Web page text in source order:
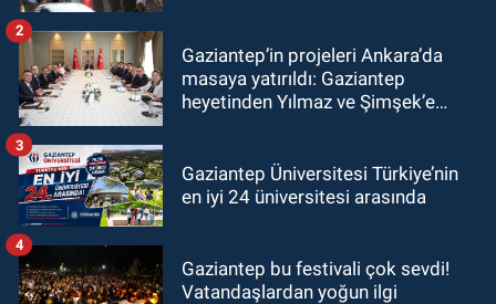
Gaziantep’in projeleri Ankara’da
masaya yatırıldı: Gaziantep
heyetinden Yılmaz ve Şimşek’e
2
Gaziantep Üniversitesi Türkiye’nin
en iyi 24 üniversitesi arasında
3
Gaziantep bu festivali çok sevdi!
Vatandaşlardan yoğun ilgi
4